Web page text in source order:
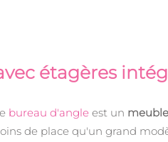
étagères
bureau d'angle est un
de place qu'un grand